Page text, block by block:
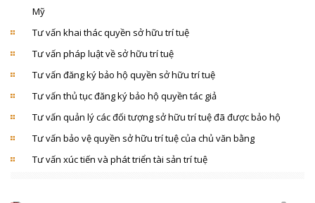
Mỹ
Tư vấn khai thác quyền sở hữu trí tuệ
Tư vấn pháp luật về sở hữu trí tuệ
Tư vấn đăng ký bảo hộ quyền sở hữu trí tuệ
Tư vấn thủ tục đăng ký bảo hộ quyền tác giả
Tư vấn quản lý các đối tượng sở hữu trí tuệ đã được bảo hộ
Tư vấn bảo vệ quyền sở hữu trí tuệ của chủ văn bằng
Tư vấn xúc tiến và phát triển tài sản trí tuệ